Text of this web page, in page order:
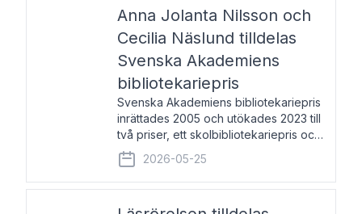
Anna Jolanta Nilsson och
Cecilia Näslund tilldelas
Svenska Akademiens
bibliotekariepris
Svenska Akademiens bibliotekariepris
inrättades 2005 och utökades 2023 till
två priser, ett skolbibliotekariepris och
ett folkbibliotekariepris. Priserna skall
tilldelas bibliotekarier vid svenska folk-
och skolbibliotek som gjort värdefull
2026-05-25